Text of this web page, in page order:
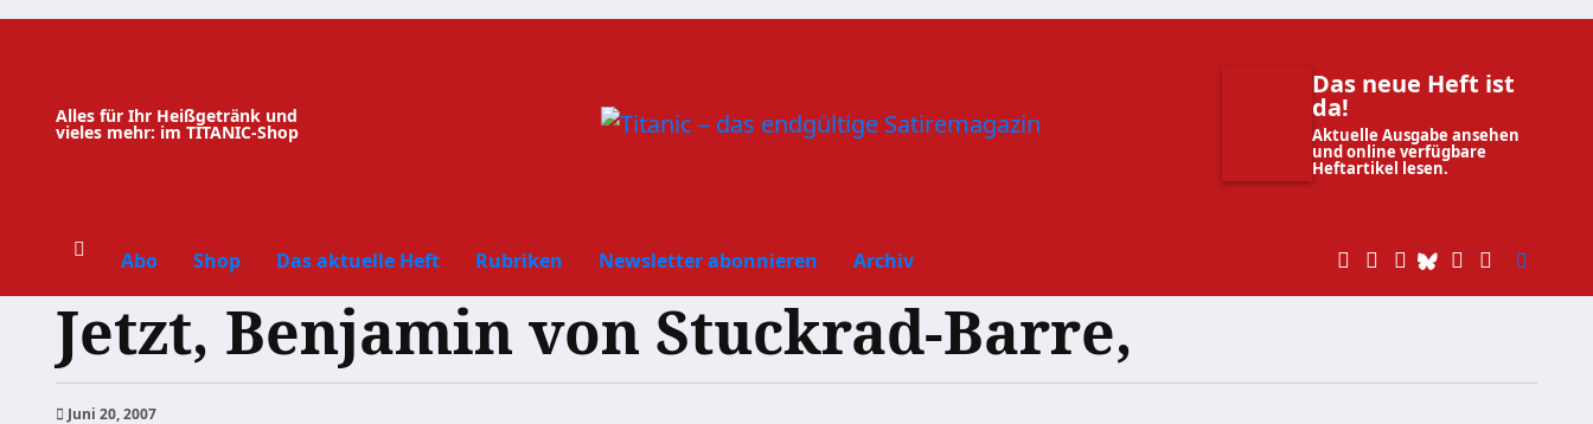
Zum
Alles für Ihr Heißgetränk und
vieles mehr: im TITANIC-Shop
Das neue Heft ist
da!
Aktuelle Ausgabe ansehen
und online verfügbare
Heftartikel lesen.
Abo Shop Das aktuelle Heft Rubriken Newsletter abonnieren Archiv
Jetzt, Benjamin von Stuckrad-Barre,
Juni 20, 2007